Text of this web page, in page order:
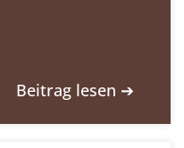
Beitrag lesen ➔